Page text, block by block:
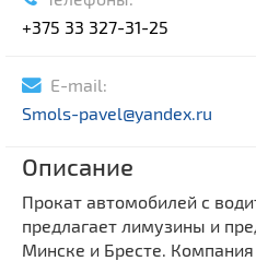
+375 33 327-31-25
E-mail:
Smols-pavel@yandex.ru
Описание
Прокат автомобилей с
предлагает лимузины и
Минске и Бресте.